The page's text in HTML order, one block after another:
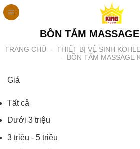
Bỏ
qua
BỒN TẮM
TRANG CHỦ - THIẾT BỊ VỆ SINH
-
BỒN TẮM MASSAGE
Giá
Tất cả
Dưới 3 triệu
3 triệu - 5 triệu